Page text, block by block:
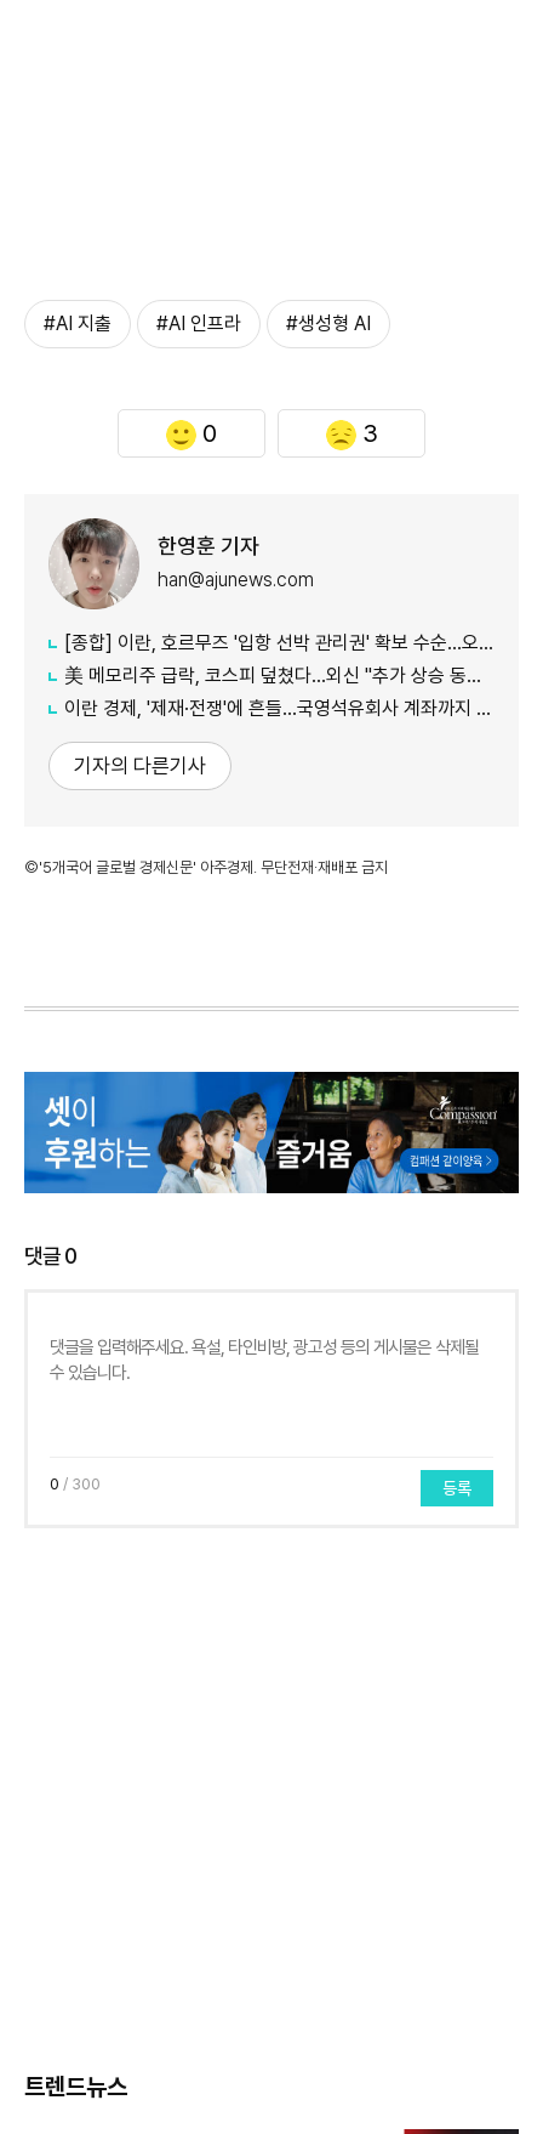
#AI 지출 #AI 인프라 #생성형 AI
0 3
한영훈 기자
han@ajunews.com
[종합] 이란, 호르무즈 '입항 선박 관리권' 확보 수순…오만과 새 항로 합의
美 메모리주 급락, 코스피 덮쳤다…외신 "추가 상승 동력 의문"
이란 경제, '제재·전쟁'에 흔들…국영석유회사 계좌까지 동결
기자의 다른기사
©'5개국어 글로벌 경제신문' 아주경제. 무단전재·재배포 금지
댓글0
0 / 300 등록
트렌드뉴스